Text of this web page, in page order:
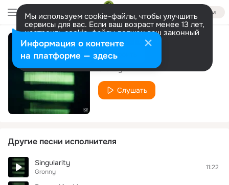
Войти
Мы используем cookie-файлы, чтобы улучшить
сервисы для вас. Если ваш возраст менее 13 лет,
настроить cookie-файлы должен ваш законный
представитель. Больше информации
Разрешить все Настроить
Through Changes
Gronny
Слушать
Другие песни исполнителя
Singularity
Gronny
11:22
Информация о контенте
на платформе — здесь